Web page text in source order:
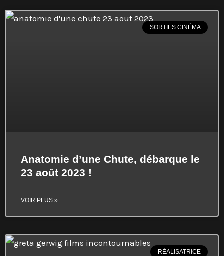
SORTIES CINÉMA
Anatomie d’une Chute, débarque le
23 août 2023 !
VOIR PLUS »
RÉALISATRICE